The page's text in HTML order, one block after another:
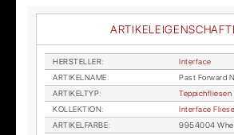
HER­STEL­LER:
In­ter­face
AR­TI­KEL­NA­ME:
Past For­ward
AR­TI­KEL­TYP:
Tep­pich­flie­sen
KOL­LEK­TI­ON:
In­ter­face
AR­TI­KEL­FAR­BE:
9954004